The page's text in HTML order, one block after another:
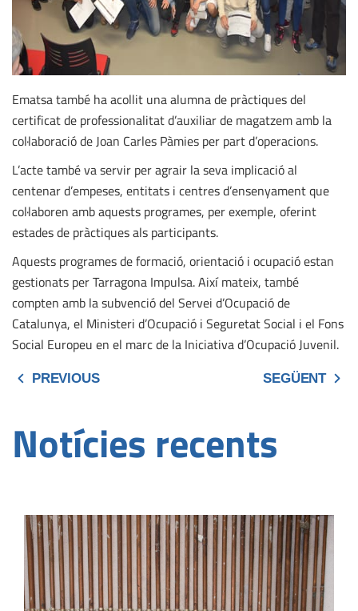
Ematsa també ha acollit una alumna de pràctiques del
certificat de professionalitat d’auxiliar de magatzem amb la
col·laboració de Joan Carles Pàmies per part d’operacions.
L’acte també va servir per agrair la seva implicació al
centenar d’empeses, entitats i centres d’ensenyament que
col·laboren amb aquests programes, per exemple, oferint
estades de pràctiques als participants.
Aquests programes de formació, orientació i ocupació estan
gestionats per Tarragona Impulsa. Així mateix, també
compten amb la subvenció del Servei d’Ocupació de
Catalunya, el Ministeri d’Ocupació i Seguretat Social i el Fons
Social Europeu en el marc de la Iniciativa d’Ocupació Juvenil.
PREVIOUS SEGÜENT
Notícies recents